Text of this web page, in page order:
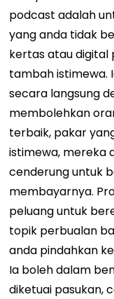
podcast adalah
yang anda tidak
kertas atau
tambah istimewa.
secara langsung
membolehkan
terbaik, pakar
istimewa, mereka
cenderung untuk
membayarnya.
peluang untuk
topik perbualan
anda pindahkan
Ia boleh dalam
diketuai pasukan,